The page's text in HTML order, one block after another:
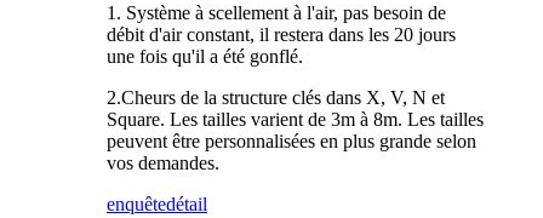
1. Système à scellement à l'air, pas besoin de
débit d'air constant, il restera dans les 20 jours
une fois qu'il a été gonflé.
2.Cheurs de la structure clés dans X, V, N et
Square. Les tailles varient de 3m à 8m. Les tailles
peuvent être personnalisées en plus grande selon
vos demandes.
enquêtedétail